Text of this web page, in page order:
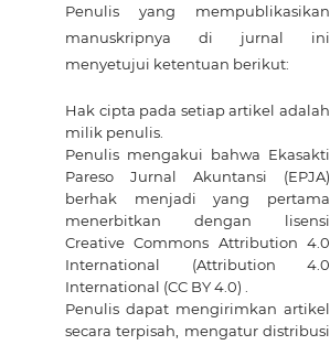
Penulis yang mempublikasikan
manuskripnya di jurnal ini
menyetujui ketentuan berikut:
Hak cipta pada setiap artikel adalah
milik penulis.
Penulis mengakui bahwa Ekasakti
Pareso Jurnal Akuntansi (EPJA)
berhak menjadi yang pertama
menerbitkan dengan lisensi
Creative Commons Attribution 4.0
International (Attribution 4.0
International (CC BY 4.0) .
Penulis dapat mengirimkan artikel
secara terpisah, mengatur distribusi